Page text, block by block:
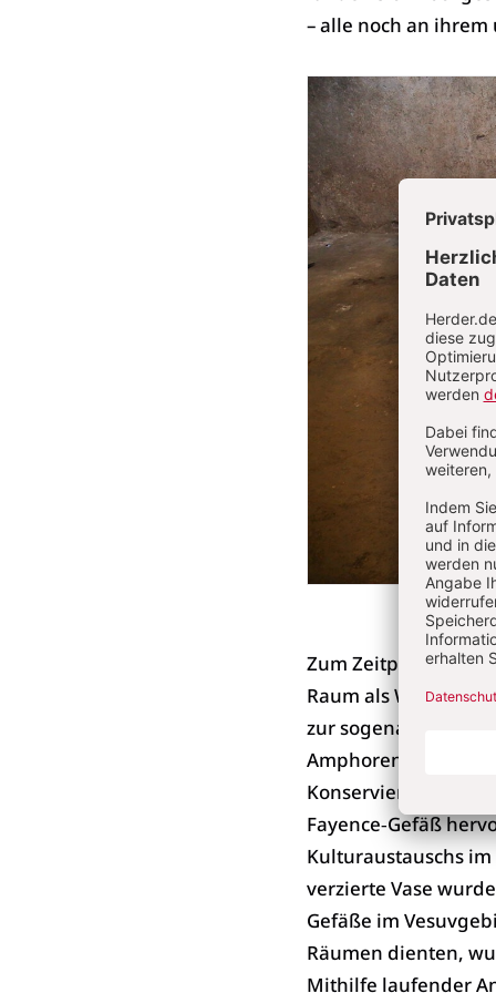
– alle noch an
Zum Zeitpunkt des
Raum als
zur sogenannten
Amphoren und
Konservierung von
Fayence‑Gefäß
Kulturaustauschs
verzierte Vase
Gefäße im
Räumen dienten,
Mithilfe laufender